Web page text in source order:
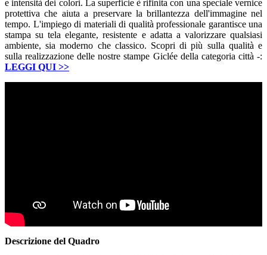
e intensità dei colori. La superficie è rifinita con una speciale vernice
protettiva che aiuta a preservare la brillantezza dell'immagine nel
tempo. L'impiego di materiali di qualità professionale garantisce una
stampa su tela elegante, resistente e adatta a valorizzare qualsiasi
ambiente, sia moderno che classico. Scopri di più sulla qualità e
sulla realizzazione delle nostre stampe Giclée della categoria città -:
LEGGI QUI >>
Descrizione del Quadro